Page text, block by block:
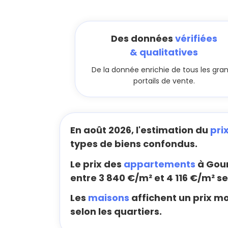
Des données vérifiées
& qualitatives
De la donnée enrichie de tous les
portails de vente.
En août 2026, l'estimation du
types de biens confondus.
Le prix des appartements à
entre 3 840 €/m² et 4 116 €/m²
Les maisons affichent un prix
selon les quartiers.